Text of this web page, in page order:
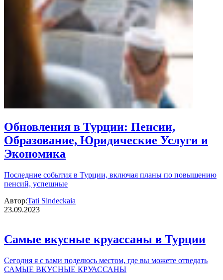
Обновления в Турции: Пенсии,
Образование, Юридические Услуги и
Экономика
Последние события в Турции, включая планы по повышению
пенсий, успешные
Автор:Tati Sindeckaia
23.09.2023
Самые вкусные круассаны в Турции
Сегодня я с вами поделюсь местом, где вы можете отведать
САМЫЕ ВКУСНЫЕ КРУАССАНЫ